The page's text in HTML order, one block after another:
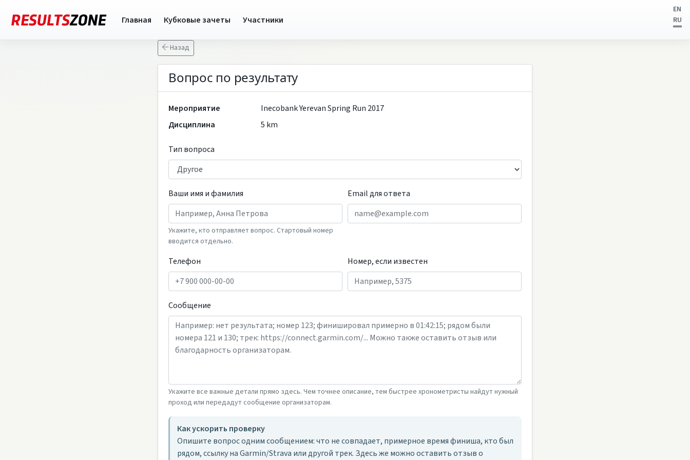
Главная Кубковые зачеты Участники
EN
RU
Назад
Вопрос по результату
Мероприятие
Inecobank Yerevan Spring Run 2017
Дисциплина
5 km
Тип вопроса
Ваши имя и фамилия
Укажите, кто отправляет вопрос. Стартовый номер
вводится отдельно.
Email для ответа
Телефон Номер, если известен
Сообщение
Укажите все важные детали прямо здесь. Чем точнее описание, тем быстрее хронометристы найдут нужный
проход или передадут сообщение организаторам.
Как ускорить проверку
Опишите вопрос одним сообщением: что не совпадает, примерное время финиша, кто был
рядом, ссылку на Garmin/Strava или другой трек. Здесь же можно оставить отзыв о